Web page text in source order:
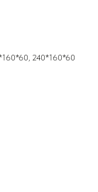
240*160*60